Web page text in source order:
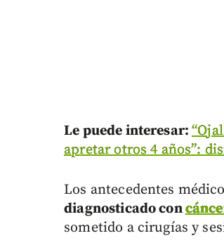
Le puede interesar:
apretar otros 4 años”:
Los antecedentes
diagnosticado con
sometido a cirugías y